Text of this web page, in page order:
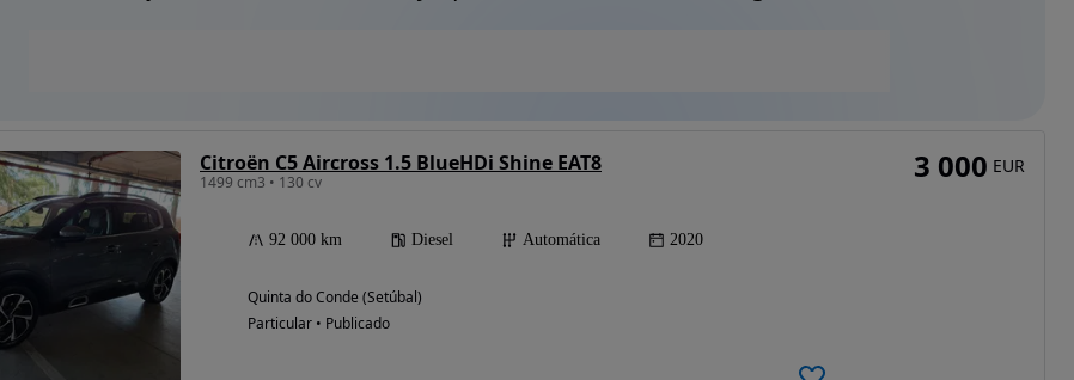
Citroën C5 Aircross 1.5 BlueHDi Shine EAT8
1499 cm3 • 130 cv
92 000 km Diesel Automática 2020
Quinta do Conde (Setúbal)
Particular • Publicado
3 000 EUR